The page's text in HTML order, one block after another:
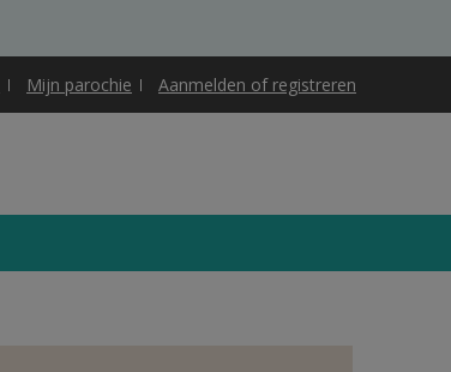
Mijn parochie Aanmelden of registreren